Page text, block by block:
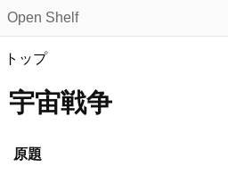
Open Shelf
トップ
宇宙戦争
原題